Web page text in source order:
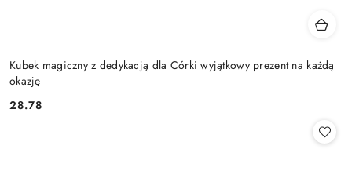
Kubek magiczny z dedykacją dla Córki wyjątkowy prezent na każdą
okazję
Cena:
28.78